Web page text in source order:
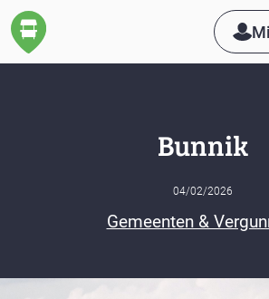
Bunnik
04/02/2026
Gemeenten &